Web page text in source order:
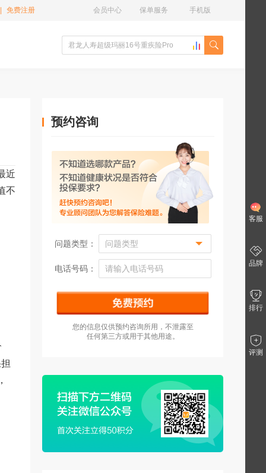
免费注册 手机版
保单服务
会员中心
近
不
预约咨询
问题类型：
电话号码：
您的信息仅供预约咨询所用，不泄露至
任何第三方或用于其他用途。
客服
品牌
排行
评测